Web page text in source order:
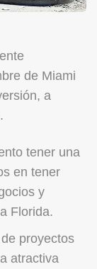
de Miami
a
tener una
en tener
y
Florida.
proyectos
atractiva